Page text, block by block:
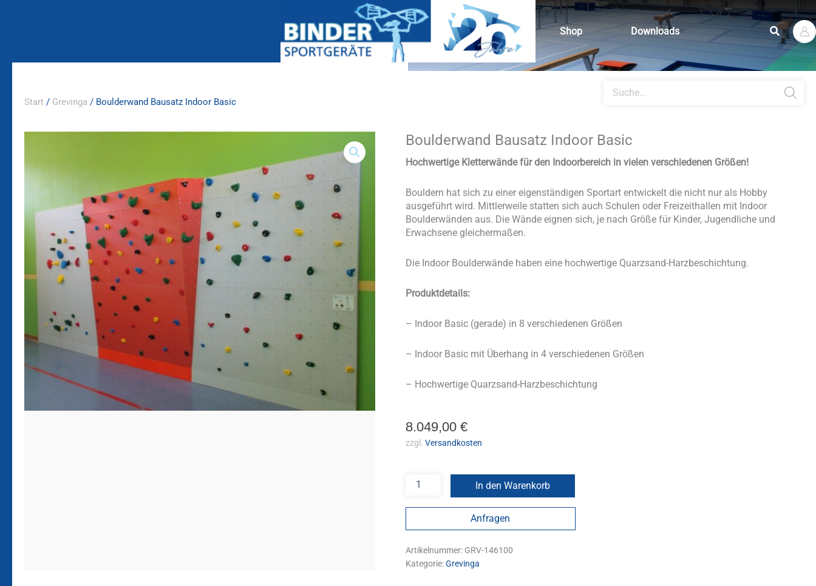
Shop Downloads Suchen
search
Start / Grevinga / Boulderwand Bausatz Indoor Basic
Boulderwand Bausatz Indoor Basic
Hochwertige Kletterwände für den Indoorbereich in vielen verschiedenen Größen!
Bouldern hat sich zu einer eigenständigen Sportart entwickelt die nicht nur als Hobby
ausgeführt wird. Mittlerweile statten sich auch Schulen oder Freizeithallen mit Indoor
Boulderwänden aus. Die Wände eignen sich, je nach Größe für Kinder, Jugendliche und
Erwachsene gleichermaßen.
Die Indoor Boulderwände haben eine hochwertige Quarzsand-Harzbeschichtung.
Produktdetails:
– Indoor Basic (gerade) in 8 verschiedenen Größen
– Indoor Basic mit Überhang in 4 verschiedenen Größen
– Hochwertige Quarzsand-Harzbeschichtung
8.049,00 €
zzgl. Versandkosten
Boulderwand
Indoor
In den Warenkorb
Anfragen
Artikelnummer: GRV-146100
Kategorie:Grevinga